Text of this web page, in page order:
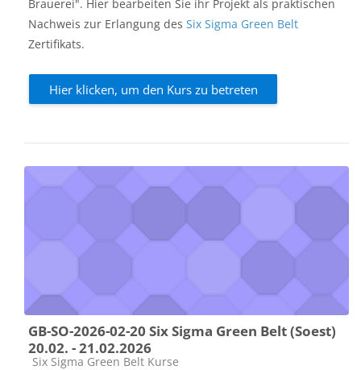
Brauerei". Hier bearbeiten Sie ihr Projekt als praktischen
Nachweis zur Erlangung des Six Sigma Green Belt
Zertifikats.
Hier klicken, um den Kurs zu betreten
GB-SO-2026-02-20 Six Sigma Green Belt (Soest)
20.02. - 21.02.2026
Kursbereich
Six Sigma Green Belt Kurse